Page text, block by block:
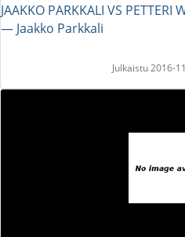
JAAKKO PARKKALI VS PETTERI
― Jaakko Parkkali
Julkaistu 2016-